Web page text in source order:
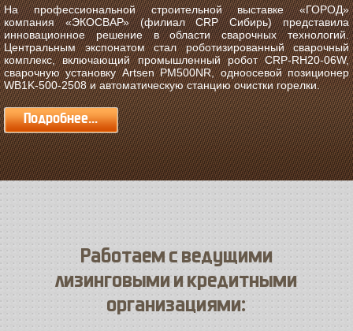
На профессиональной строительной выставке «ГОРОД»
компания «ЭКОСВАР» (филиал CRP Сибирь) представила
инновационное решение в области сварочных технологий.
Центральным экспонатом стал роботизированный сварочный
комплекс, включающий промышленный робот CRP-RH20-06W,
сварочную установку Artsen PM500NR, одноосевой позиционер
WB1K-500-2508 и автоматическую станцию очистки горелки.
Подробнее...
Работаем с ведущими
лизинговыми и кредитными
организациями: